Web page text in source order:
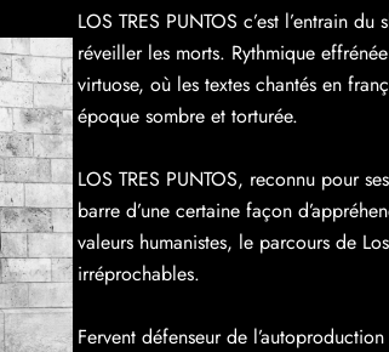
LOS TRES PUNTOS c’est l’entrain
réveiller les morts. Rythmique
virtuose, où les textes chantés en
époque sombre et torturée.
LOS TRES PUNTOS, reconnu pour
barre d’une certaine façon
valeurs humanistes, le parcours de
irréprochables.
Fervent défenseur de